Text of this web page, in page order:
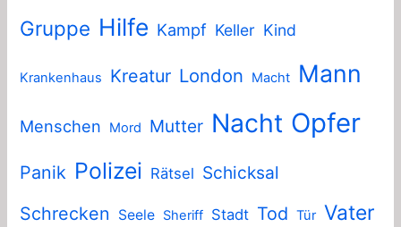
Gruppe Hilfe Kampf Keller Kind
Krankenhaus Kreatur London Macht Mann
Menschen Mord Mutter Nacht Opfer
Panik Polizei Rätsel Schicksal
Schrecken
Seele Sheriff Stadt Tod Tür Vater